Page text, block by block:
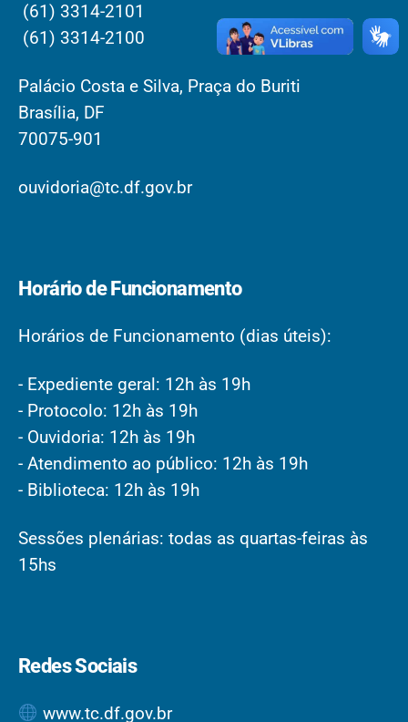
(61) 3314-2101
(61) 3314-2100
Palácio Costa e Silva, Praça do Buriti
Brasília, DF
70075-901
ouvidoria@tc.df.gov.br
Horário de Funcionamento
Horários de Funcionamento (dias úteis):
- Expediente geral: 12h às 19h
- Protocolo: 12h às 19h
- Ouvidoria: 12h às 19h
- Atendimento ao público: 12h às 19h
- Biblioteca: 12h às 19h
Sessões plenárias: todas as quartas-feiras às
15hs
Redes Sociais
www.tc.df.gov.br